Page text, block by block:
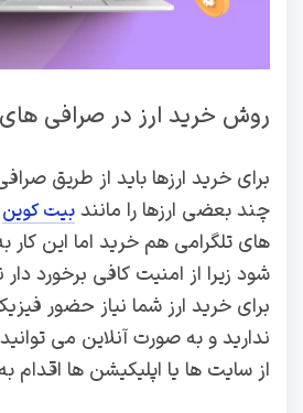
روش خرید ارز در صرافی
برای خرید ارزها باید از طریق
چند بعضی ارزها را مانند بیت کوین
های تلگرامی هم خرید اما این کار
شود زیرا از امنیت کافی برخورد
برای خرید ارز شما نیاز حضور
ندارید و به صورت آنلاین می
از سایت ها یا اپلیکیشن ها اقدام